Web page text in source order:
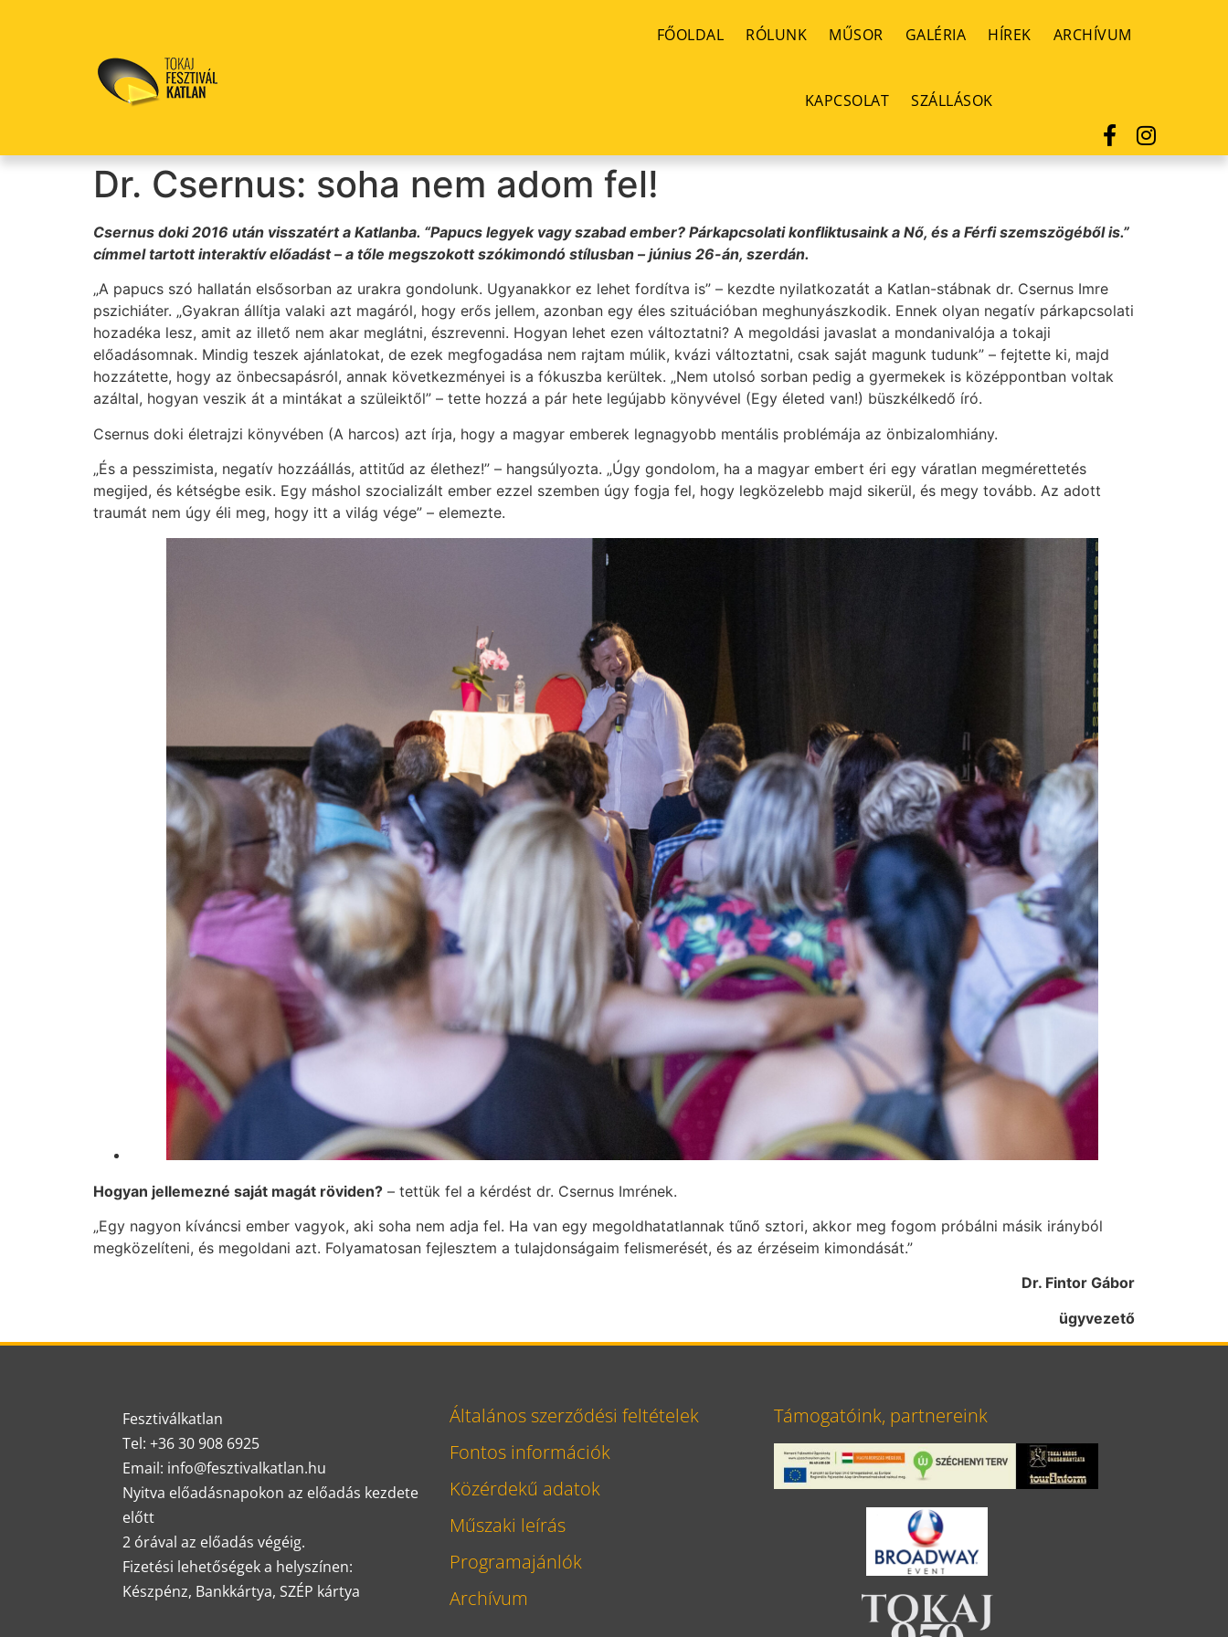
FŐOLDAL RÓLUNK MŰSOR GALÉRIA HÍREK ARCHÍVUM
KAPCSOLAT SZÁLLÁSOK
Dr. Csernus: soha nem adom fel!
Csernus doki 2016 után visszatért a Katlanba. “Papucs legyek vagy szabad ember? Párkapcsolati konfliktusaink a Nő, és a Férfi szemszögéből is.”
címmel tartott interaktív előadást – a tőle megszokott szókimondó stílusban – június 26-án, szerdán.
„A papucs szó hallatán elsősorban az urakra gondolunk. Ugyanakkor ez lehet fordítva is” – kezdte nyilatkozatát a Katlan-stábnak dr. Csernus Imre
pszichiáter. „Gyakran állítja valaki azt magáról, hogy erős jellem, azonban egy éles szituációban meghunyászkodik. Ennek olyan negatív párkapcsolati
hozadéka lesz, amit az illető nem akar meglátni, észrevenni. Hogyan lehet ezen változtatni? A megoldási javaslat a mondanivalója a tokaji
előadásomnak. Mindig teszek ajánlatokat, de ezek megfogadása nem rajtam múlik, kvázi változtatni, csak saját magunk tudunk” – fejtette ki, majd
hozzátette, hogy az önbecsapásról, annak következményei is a fókuszba kerültek. „Nem utolsó sorban pedig a gyermekek is középpontban voltak
azáltal, hogyan veszik át a mintákat a szüleiktől” – tette hozzá a pár hete legújabb könyvével (Egy életed van!) büszkélkedő író.
Csernus doki életrajzi könyvében (A harcos) azt írja, hogy a magyar emberek legnagyobb mentális problémája az önbizalomhiány.
„És a pesszimista, negatív hozzáállás, attitűd az élethez!” – hangsúlyozta. „Úgy gondolom, ha a magyar embert éri egy váratlan megmérettetés
megijed, és kétségbe esik. Egy máshol szocializált ember ezzel szemben úgy fogja fel, hogy legközelebb majd sikerül, és megy tovább. Az adott
traumát nem úgy éli meg, hogy itt a világ vége” – elemezte.
Hogyan jellemezné saját magát röviden? – tettük fel a kérdést dr. Csernus Imrének.
„Egy nagyon kíváncsi ember vagyok, aki soha nem adja fel. Ha van egy megoldhatatlannak tűnő sztori, akkor meg fogom próbálni másik irányból
megközelíteni, és megoldani azt. Folyamatosan fejlesztem a tulajdonságaim felismerését, és az érzéseim kimondását.”
Dr. Fintor Gábor
ügyvezető
Fesztiválkatlan
Tel: +36 30 908 6925
Email: info@fesztivalkatlan.hu
Nyitva előadásnapokon az előadás kezdete
előtt
2 órával az előadás végéig.
Fizetési lehetőségek a helyszínen:
Készpénz, Bankkártya, SZÉP kártya
Általános szerződési feltételek
Fontos információk
Közérdekű adatok
Műszaki leírás
Programajánlók
Archívum
Támogatóink, partnereink